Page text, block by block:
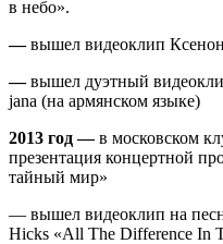
в небо».
—вышел видеоклип
—вышел дуэтный
jana (на армянском языке)
2013 год —в московском
презентация концертной
тайный мир»
— вышел видеоклип на
Hicks «All The Difference In